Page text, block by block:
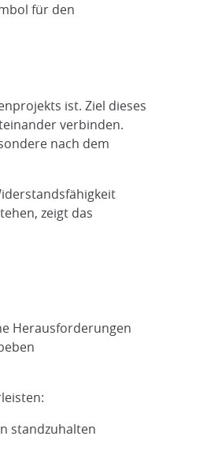
für den
ist. Ziel dieses
verbinden.
nach dem
zeigt das
Herausforderungen
standzuhalten